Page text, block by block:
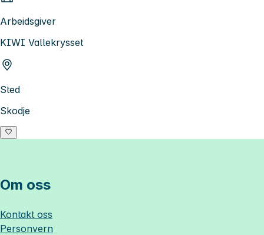
Arbeidsgiver
KIWI Vallekrysset
Sted
Skodje
Om oss
Kontakt oss
Personvern